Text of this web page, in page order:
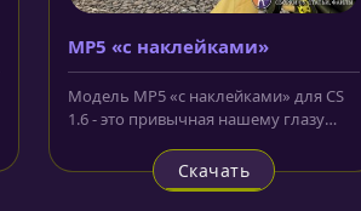
MP5 «с наклейками»
Модель MP5 «с наклейками» для CS
1.6 - это привычная нашему глазу
Скачать